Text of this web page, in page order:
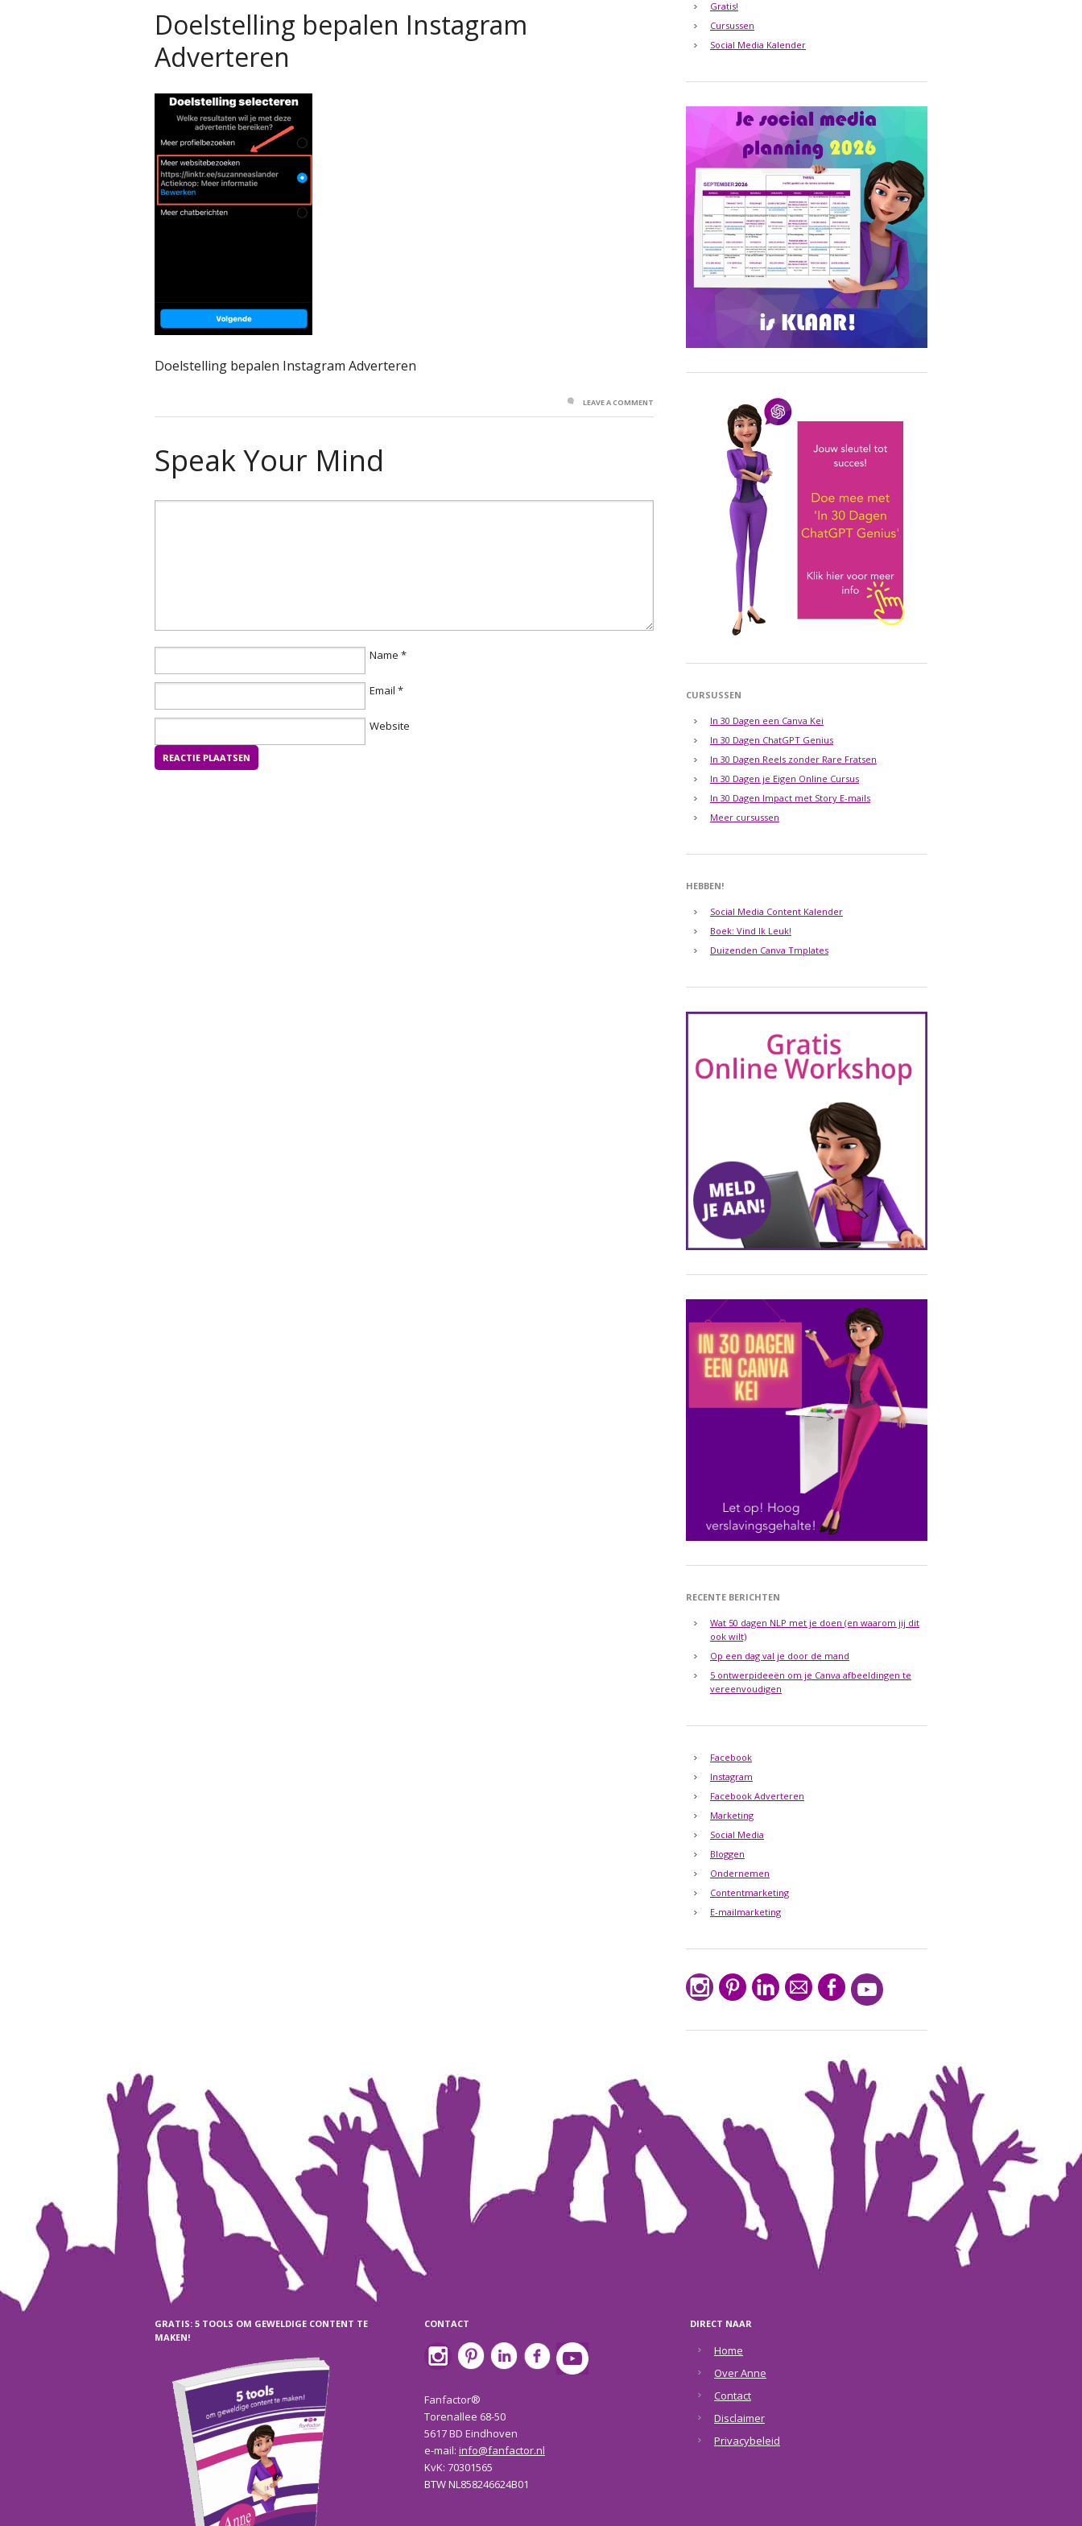
Doelstelling bepalen Instagram
Adverteren
Doelstelling bepalen Instagram Adverteren
LEAVE A COMMENT
Speak Your Mind
Name *
Email *
Website
Gratis!
Cursussen
Social Media Kalender
CURSUSSEN
In 30 Dagen een Canva Kei
In 30 Dagen ChatGPT Genius
In 30 Dagen Reels zonder Rare Fratsen
In 30 Dagen je Eigen Online Cursus
In 30 Dagen Impact met Story E-mails
Meer cursussen
HEBBEN!
Social Media Content Kalender
Boek: Vind Ik Leuk!
Duizenden Canva Tmplates
RECENTE BERICHTEN
Wat 50 dagen NLP met je doen (en waarom jij dit
ook wilt)
Op een dag val je door de mand
5 ontwerpideeën om je Canva afbeeldingen te
vereenvoudigen
Facebook
Instagram
Facebook Adverteren
Marketing
Social Media
Bloggen
Ondernemen
Contentmarketing
E-mailmarketing
GRATIS: 5 TOOLS OM GEWELDIGE CONTENT TE
MAKEN!
CONTACT
Fanfactor®
Torenallee 68-50
5617 BD Eindhoven
e-mail: info@fanfactor.nl
KvK: 70301565
BTW NL858246624B01
DIRECT NAAR
Home
Over Anne
Contact
Disclaimer
Privacybeleid